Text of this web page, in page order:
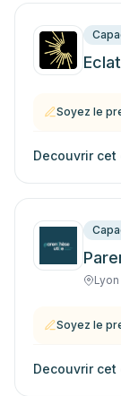
Soyez le
Decouvrir cet
Soyez le
Decouvrir cet